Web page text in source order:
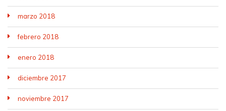
marzo 2018
febrero 2018
enero 2018
diciembre 2017
noviembre 2017